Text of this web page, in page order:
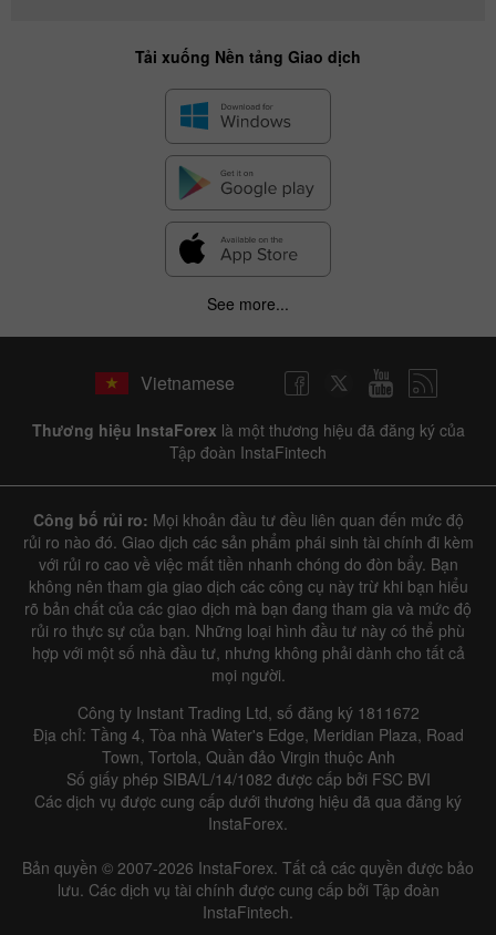
Tải xuống Nền tảng Giao dịch
See more...
Vietnamese
Thương hiệu InstaForex là một thương hiệu đã đăng ký của
Tập đoàn InstaFintech
Công bố rủi ro: Mọi khoản đầu tư đều liên quan đến mức độ
rủi ro nào đó. Giao dịch các sản phẩm phái sinh tài chính đi kèm
với rủi ro cao về việc mất tiền nhanh chóng do đòn bẩy. Bạn
không nên tham gia giao dịch các công cụ này trừ khi bạn hiểu
rõ bản chất của các giao dịch mà bạn đang tham gia và mức độ
rủi ro thực sự của bạn. Những loại hình đầu tư này có thể phù
hợp với một số nhà đầu tư, nhưng không phải dành cho tất cả
mọi người.
Công ty Instant Trading Ltd, số đăng ký 1811672
Địa chỉ: Tầng 4, Tòa nhà Water's Edge, Meridian Plaza, Road
Town, Tortola, Quần đảo Virgin thuộc Anh
Số giấy phép SIBA/L/14/1082 được cấp bởi FSC BVI
Các dịch vụ được cung cấp dưới thương hiệu đã qua đăng ký
InstaForex.
Bản quyền © 2007-2026 InstaForex. Tất cả các quyền được bảo
lưu. Các dịch vụ tài chính được cung cấp bởi Tập đoàn
InstaFintech.